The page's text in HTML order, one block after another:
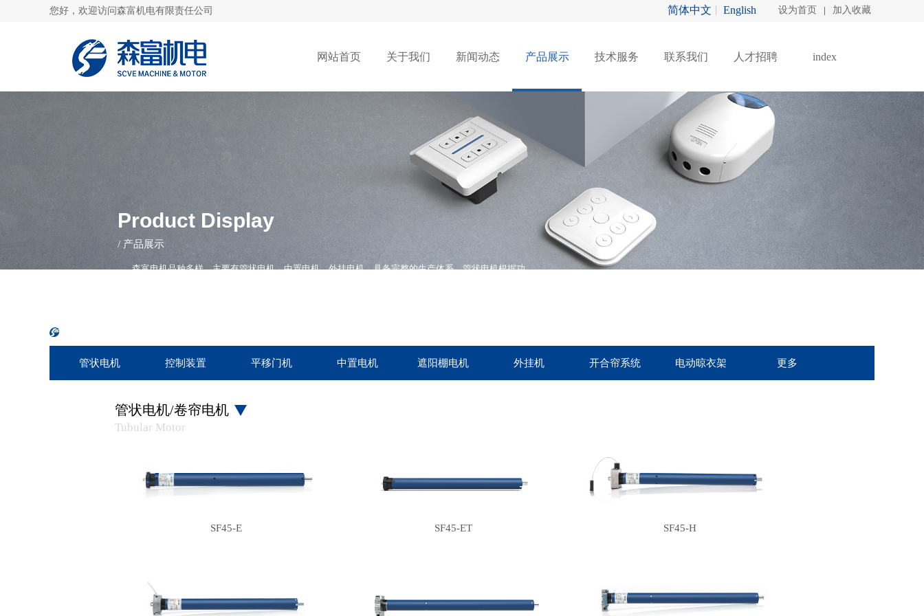
设为首页 加入收藏
您好，欢迎访问森富机电有限责任公司 简体中文 English
网站首页 关于我们 新闻动态 产品展示 技术服务 联系我们 人才招聘 index
Product Display
/ 产品展示
森富电机品种多样，主要有管状电机，中置电机，外挂电机，具备完整的生产体系。管状电机根据功
管状电机 控制装置 平移门机 中置电机 遮阳棚电机 外挂机 开合帘系统 电动晾衣架 更多
管状电机/卷帘电机
Tubular Motor
SF45-E SF45-ET SF45-H